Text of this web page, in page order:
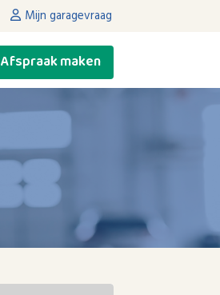
Mijn garagevraag
Afspraak maken